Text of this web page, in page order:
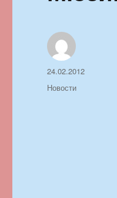
Автор
Опубликовано
24.02.2012
Рубрики
Новости